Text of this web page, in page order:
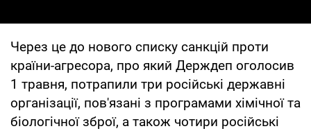
Через це до нового списку санкцій проти
країни-агресора, про який Держдеп оголосив
1 травня, потрапили три російські державні
організації, пов'язані з програмами хімічної та
біологічної зброї, а також чотири російські